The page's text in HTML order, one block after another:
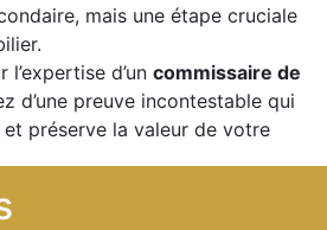
mais une étape cruciale
d’un commissaire de
d’une preuve incontestable qui
préserve la valeur de votre